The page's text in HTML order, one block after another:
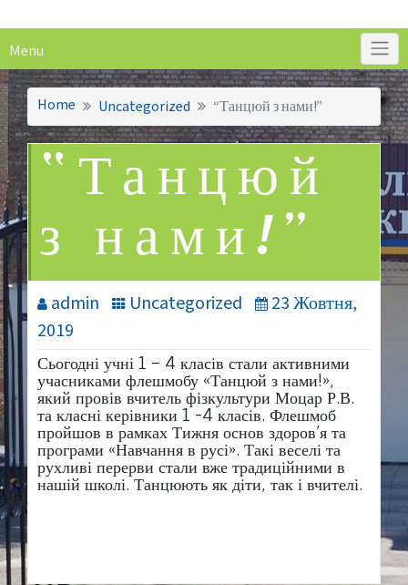
Menu
Home Uncategorized “Танцюй з нами!”
“Танцюй
з нами!”
admin Uncategorized
23 Жовтня,
2019
Сьогодні учні 1 – 4 класів стали активними
учасниками флешмобу «Танцюй з нами!»,
який провів вчитель фізкультури Моцар Р.В.
та класні керівники 1 -4 класів. Флешмоб
пройшов в рамках Тижня основ здоров’я та
програми «Навчання в русі». Такі веселі та
рухливі перерви стали вже традиційними в
нашій школі. Танцюють як діти, так і вчителі.